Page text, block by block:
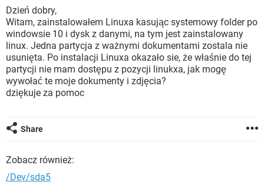
INSTAGRAM
WINDOWS 10
SPOTIFY
INSTAGRAM FACEBOOK
WINDOWS 10
COVID-19
GRY WHATSAPP
SPOTIFY NETFLIX
INSTAGRAM FACEBOOK
WINDOWS 10
Dzień dobry,
Witam, zainstalowałem Linuxa kasując systemowy folder po
windowsie 10 i dysk z danymi, na tym jest zainstalowany
linux. Jedna partycja z ważnymi dokumentami zostala nie
usunięta. Po instalacji Linuxa okazało sie, że właśnie do tej
partycji nie mam dostępu z pozycji linukxa, jak mogę
wywołać te moje dokumenty i zdjęcia?
dziękuje za pomoc
Share
Zobacz również:
/Dev/sda5